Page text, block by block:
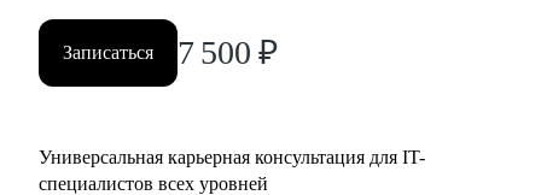
• Тимлидам, техлидам и техническим директорам.
Специализируюсь на консультациях, коучинге и
(Data Science, Data Analysis, Data Engineering), системного и
Записаться 7 500 ₽
Универсальная карьерная консультация для IT-
специалистов всех уровней